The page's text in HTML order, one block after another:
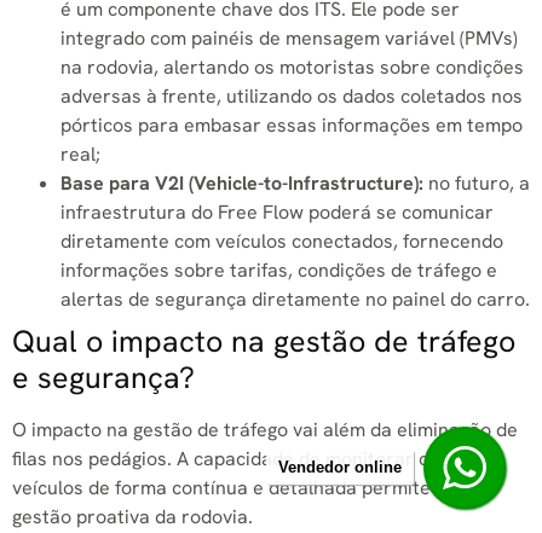
é um componente chave dos ITS. Ele pode ser
integrado com painéis de mensagem variável (PMVs)
na rodovia, alertando os motoristas sobre condições
adversas à frente, utilizando os dados coletados nos
pórticos para embasar essas informações em tempo
real;
Base para V2I (Vehicle-to-Infrastructure): no futuro, a
infraestrutura do Free Flow poderá se comunicar
diretamente com veículos conectados, fornecendo
informações sobre tarifas, condições de tráfego e
alertas de segurança diretamente no painel do carro.
Qual o impacto na gestão de tráfego
e segurança?
O impacto na gestão de tráfego vai além da eliminação de
filas nos pedágios. A capacidade de monitorar o fluxo de
veículos de forma contínua e detalhada permite uma
gestão proativa da rodovia.
Vendedor online